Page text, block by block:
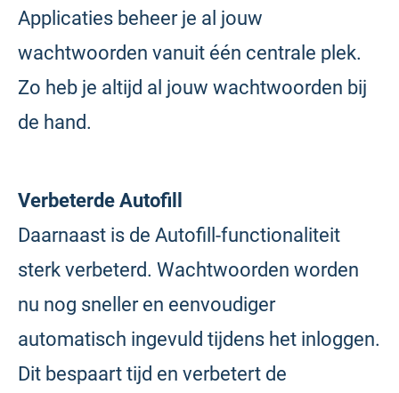
Applicaties beheer je al jouw
wachtwoorden vanuit één centrale plek.
Zo heb je altijd al jouw wachtwoorden bij
de hand.
Verbeterde Autofill
Daarnaast is de Autofill-functionaliteit
sterk verbeterd. Wachtwoorden worden
nu nog sneller en eenvoudiger
automatisch ingevuld tijdens het inloggen.
Dit bespaart tijd en verbetert de